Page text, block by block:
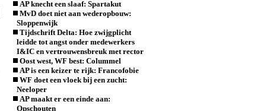
AP knecht een slaaf: Spartakut
MvD doet niet aan wederopbouw:
Sloppenwijk
Tijdschrift Delta: Hoe zwijgplicht
leidde tot angst onder medewerkers
I&IC en vertrouwensbreuk met rector
Oost west, WF best: Colummel
AP is een keizer te rijk: Francofobie
WF doet een vloek bij een zucht:
Neeloper
AP maakt er een einde aan:
Opschouten